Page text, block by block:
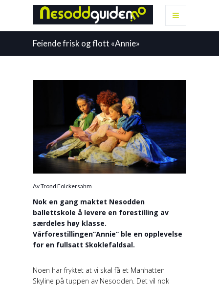
Feiende frisk og flott «Annie»
Av Trond Folckersahm
Nok en gang maktet Nesodden
ballettskole å levere en forestilling av
særdeles høy klasse.
Vårforestillingen”Annie” ble en opplevelse
for en fullsatt Skoklefaldsal.
Noen har fryktet at vi skal få et Manhatten
Skyline på tuppen av Nesodden. Det vil nok